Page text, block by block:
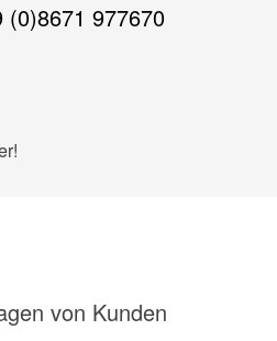
(0)8671 977670
von Kunden